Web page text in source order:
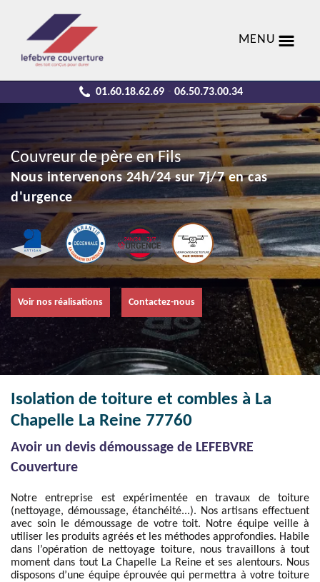
MENU
01.60.18.62.69 - 06.50.73.00.34
Couvreur de père en Fils
Nous intervenons 24h/24 sur 7j/7 en cas
d'urgence
Voir nos réalisations Contactez-nous
Isolation de toiture et combles à La
Chapelle La Reine 77760
Avoir un devis démoussage de LEFEBVRE
Couverture
Notre entreprise est expérimentée en travaux de toiture
(nettoyage, démoussage, étanchéité...). Nos artisans effectuent
avec soin le démoussage de votre toit. Notre équipe veille à
utiliser les produits agréés et les méthodes approfondies. Habile
dans l’opération de nettoyage toiture, nous travaillons à tout
moment dans tout La Chapelle La Reine et ses alentours. Nous
disposons d’une équipe éprouvée qui permettra à votre toiture